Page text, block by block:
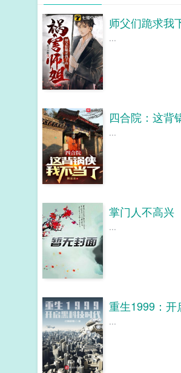
师父们跪求我
...
四合院：这背
...
掌门人不高兴
...
重生1999：
...